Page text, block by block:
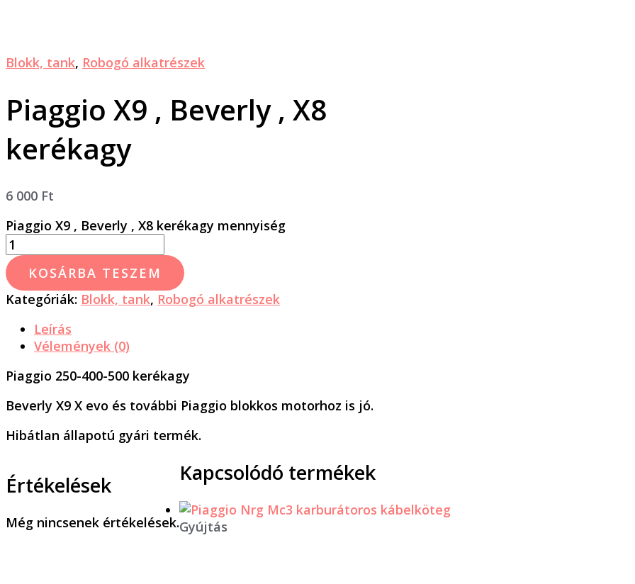
Blokk, tank, Robogó alkatrészek
Piaggio X9 , Beverly , X8
kerékagy
6 000 Ft
Piaggio X9 , Beverly , X8 kerékagy mennyiség
KOSÁRBA TESZEM
Kategóriák: Blokk, tank, Robogó alkatrészek
Leírás
Vélemények (0)
Piaggio 250-400-500 kerékagy
Beverly X9 X evo és további Piaggio blokkos motorhoz is jó.
Hibátlan állapotú gyári termék.
Értékelések
Még nincsenek értékelések.
Kapcsolódó termékek
Gyújtás